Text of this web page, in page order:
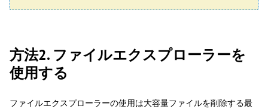
方法2. ファイルエクスプローラーを
使用する
ファイルエクスプローラーの使用は大容量ファイルを削除する最